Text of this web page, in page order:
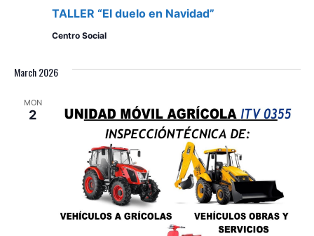
TALLER “El duelo en Navidad”
Centro Social
March 2026
MON
2